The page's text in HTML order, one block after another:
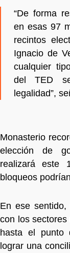
“De forma
en esas 97
recintos
Ignacio de
cualquier
del TED
legalidad”,
Monasterio
elección de
realizará este
bloqueos
En ese
con los
hasta el punto
lograr una